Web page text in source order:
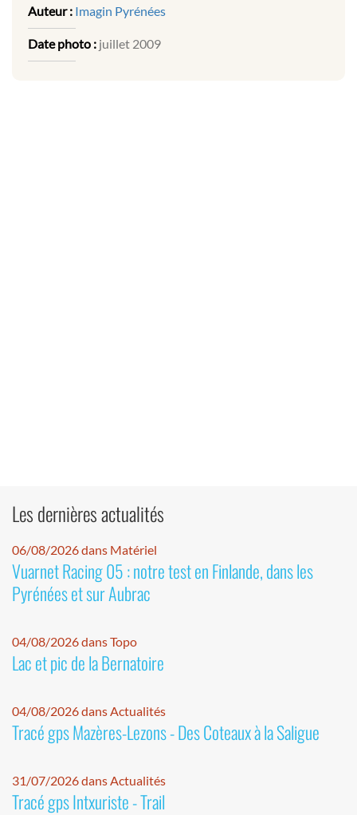
Auteur : Imagin Pyrénées
Date photo : juillet 2009
Les dernières actualités
06/08/2026 dans Matériel
Vuarnet Racing 05 : notre test en Finlande, dans les
Pyrénées et sur Aubrac
04/08/2026 dans Topo
Lac et pic de la Bernatoire
04/08/2026 dans Actualités
Tracé gps Mazères-Lezons - Des Coteaux à la Saligue
31/07/2026 dans Actualités
Tracé gps Intxuriste - Trail